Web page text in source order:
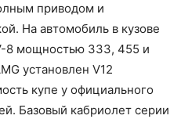
приводом и
На автомобиль в кузове
8 мощностью 333, 455 и
установлен V12
купе у официального
Базовый кабриолет серии